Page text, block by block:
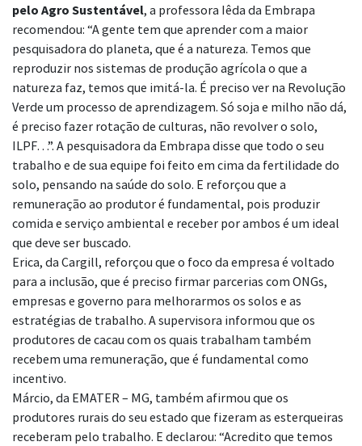
pelo Agro Sustentável, a professora Iêda da Embrapa
recomendou: “A gente tem que aprender com a maior
pesquisadora do planeta, que é a natureza. Temos que
reproduzir nos sistemas de produção agrícola o que a
natureza faz, temos que imitá-la. É preciso ver na Revolução
Verde um processo de aprendizagem. Só soja e milho não dá,
é preciso fazer rotação de culturas, não revolver o solo,
ILPF…”. A pesquisadora da Embrapa disse que todo o seu
trabalho e de sua equipe foi feito em cima da fertilidade do
solo, pensando na saúde do solo. E reforçou que a
remuneração ao produtor é fundamental, pois produzir
comida e serviço ambiental e receber por ambos é um ideal
que deve ser buscado.
Erica, da Cargill, reforçou que o foco da empresa é voltado
para a inclusão, que é preciso firmar parcerias com ONGs,
empresas e governo para melhorarmos os solos e as
estratégias de trabalho. A supervisora informou que os
produtores de cacau com os quais trabalham também
recebem uma remuneração, que é fundamental como
incentivo.
Márcio, da EMATER – MG, também afirmou que os
produtores rurais do seu estado que fizeram as esterqueiras
receberam pelo trabalho. E declarou: “Acredito que temos